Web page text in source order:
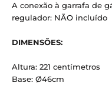
A conexão à garrafa de
regulador: NÃO incluído
DIMENSÕES:
Altura: 221 centímetros
Base: Ø46cm